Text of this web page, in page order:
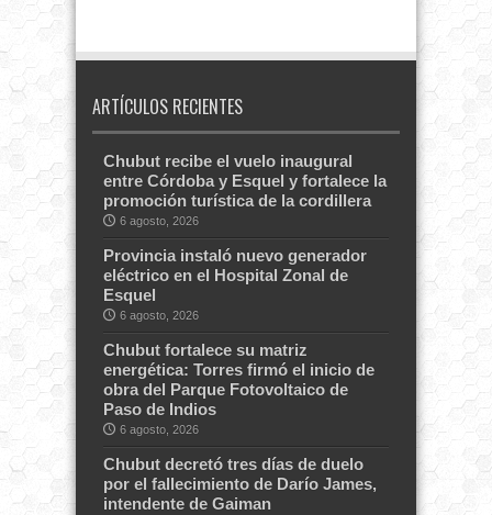
ARTÍCULOS RECIENTES
Chubut recibe el vuelo inaugural
entre Córdoba y Esquel y fortalece la
promoción turística de la cordillera
6 agosto, 2026
Provincia instaló nuevo generador
eléctrico en el Hospital Zonal de
Esquel
6 agosto, 2026
Chubut fortalece su matriz
energética: Torres firmó el inicio de
obra del Parque Fotovoltaico de
Paso de Indios
6 agosto, 2026
Chubut decretó tres días de duelo
por el fallecimiento de Darío James,
intendente de Gaiman